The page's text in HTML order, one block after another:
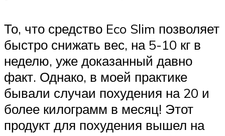
То, что средство Eco Slim позволяет
быстро снижать вес, на 5-10 кг в
неделю, уже доказанный давно
факт. Однако, в моей практике
бывали случаи похудения на 20 и
более килограмм в месяц! Этот
продукт для похудения вышел на